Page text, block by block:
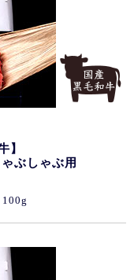
】
ぶしゃぶ用